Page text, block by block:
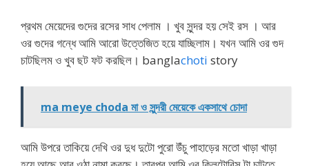
প্রথম মেয়েদের গুদের রসের সাধ পেলাম । খুব সুন্দর হয় সেই রস । আর
ওর গুদের গন্ধে আমি আরো উত্তেজিত হয়ে যাচ্ছিলাম। যখন আমি ওর গুদ
চাটছিলম ও খুব ছট ফট করছিল। banglachoti story
ma meye choda মা ও সুন্দরী মেয়েকে একসাথে চোদা
আমি উপরে তাকিয়ে দেখি ওর দুধ দুটো পুরো উঁচু পাহাড়ের মতো খাড়া খাড়া